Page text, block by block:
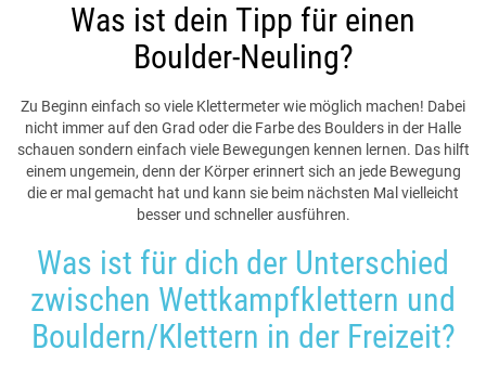
Was ist dein Tipp für einen
Boulder-Neuling?
Zu Beginn einfach so viele Klettermeter wie möglich machen! Dabei
nicht immer auf den Grad oder die Farbe des Boulders in der Halle
schauen sondern einfach viele Bewegungen kennen lernen. Das hilft
einem ungemein, denn der Körper erinnert sich an jede Bewegung
die er mal gemacht hat und kann sie beim nächsten Mal vielleicht
besser und schneller ausführen.
Was ist für dich der Unterschied
zwischen Wettkampfklettern und
Bouldern/Klettern in der Freizeit?